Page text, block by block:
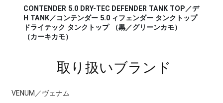
CONTENDER 5.0 DRY-TEC
H TANK／コンテンダー 5.0
ドライテック タンクトップ
（カーキカモ）
DEFENDER TANK TOP／デ
ィフェンダー タンクトップ
（黒／グリーンカモ）
AERO
取り扱いブランド
VENUM／ヴェナム